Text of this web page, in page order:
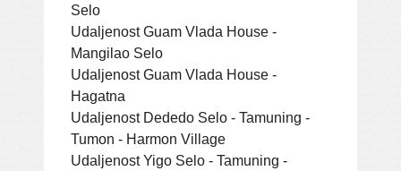
Selo
Udaljenost Guam Vlada House -
Mangilao Selo
Udaljenost Guam Vlada House -
Hagatna
Udaljenost Dededo Selo - Tamuning -
Tumon - Harmon Village
Udaljenost Yigo Selo - Tamuning -